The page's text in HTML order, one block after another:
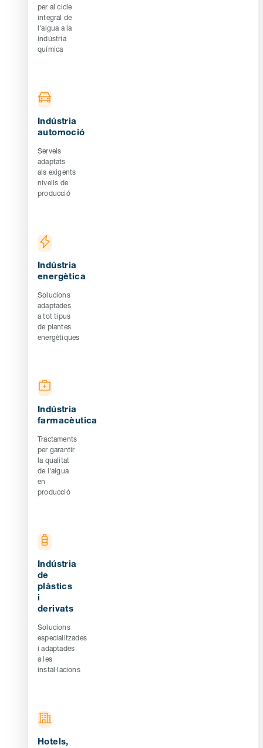
per al cicle
integral de
l'aigua a la
indústria
química
Indústria
automoció
Serveis
adaptats
als exigents
nivells de
producció
Indústria
energètica
Solucions
adaptades
a tot tipus
de plantes
energètiques
Indústria
farmacèutica
Tractaments
per garantir
la qualitat
de l'aigua
en
producció
Indústria
de
plàstics
i
derivats
Solucions
especialitzades
i adaptades
a les
instal·lacions
Hotels,